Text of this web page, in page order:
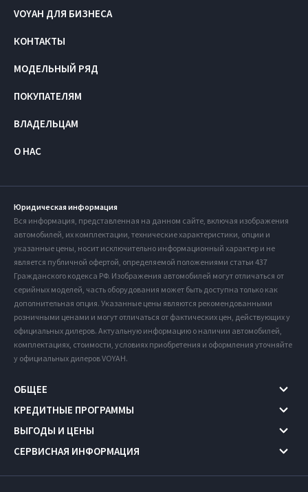
VOYAH ДЛЯ БИЗНЕСА
КОНТАКТЫ
МОДЕЛЬНЫЙ РЯД
ПОКУПАТЕЛЯМ
ВЛАДЕЛЬЦАМ
О НАС
Юридическая информация
Вся информация, представленная на данном сайте, включая изображения
автомобилей, их комплектации, технические характеристики, опции и
указанные цены, носит исключительно информационный характер и не
является публичной офертой, определяемой положениями статьи 437
Гражданского кодекса РФ. Изображения автомобилей могут отличаться от
серийных моделей, часть оборудования может быть доступна только как
дополнительная опция. Указанные цены являются рекомендованными
розничными ценами и могут отличаться от фактических цен, действующих у
официальных дилеров. Актуальную информацию о наличии автомобилей,
комплектациях, стоимости, условиях приобретения и оформления уточняйте
у официальных дилеров VOYAH.
ОБЩЕЕ
КРЕДИТНЫЕ ПРОГРАММЫ
ВЫГОДЫ И ЦЕНЫ
СЕРВИСНАЯ ИНФОРМАЦИЯ